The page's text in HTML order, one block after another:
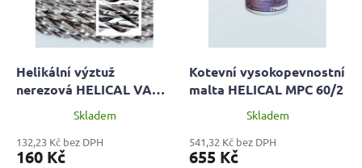
Helikální výztuž
nerezová HELICAL VAH
D6mm, 1 metr | PROFI
Skladem
132,23 Kč bez DPH
160 Kč
Kotevní vysokopevnostní
malta HELICAL MPC 60/2
Skladem
541,32 Kč bez DPH
655 Kč